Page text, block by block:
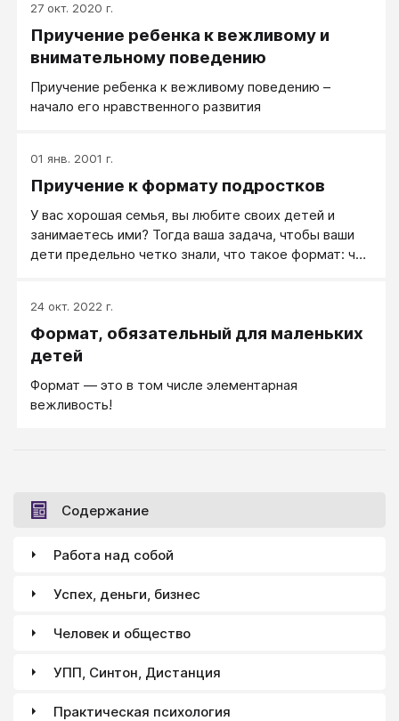
27 окт. 2020 г.
Приучение ребенка к вежливому и
внимательному поведению
Приучение ребенка к вежливому поведению –
начало его нравственного развития
01 янв. 2001 г.
Приучение к формату подростков
У вас хорошая семья, вы любите своих детей и
занимаетесь ими? Тогда ваша задача, чтобы ваши
дети предельно четко знали, что такое формат: что
нельзя. Подросток должен знать, что ...
24 окт. 2022 г.
Формат, обязательный для маленьких
детей
Формат — это в том числе элементарная
вежливость!
Содержание
Работа над собой
Успех, деньги, бизнес
Человек и общество
УПП, Синтон, Дистанция
Практическая психология